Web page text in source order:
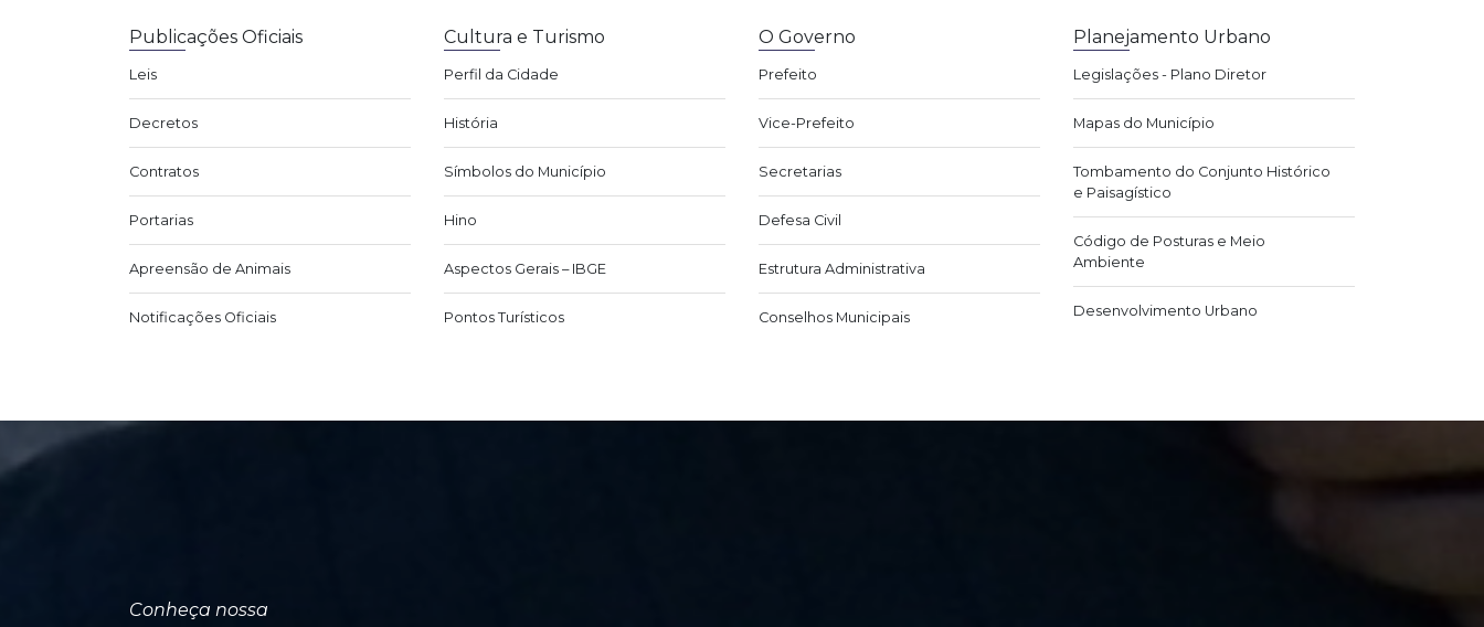
Publicações Oficiais
Leis
Decretos
Contratos
Portarias
Apreensão de Animais
Notificações Oficiais
Cultura e Turismo
Perfil da Cidade
História
Símbolos do Município
Hino
Aspectos Gerais – IBGE
Pontos Turísticos
O Governo
Prefeito
Vice-Prefeito
Secretarias
Defesa Civil
Estrutura Administrativa
Conselhos Municipais
Planejamento Urbano
Legislações - Plano Diretor
Mapas do Município
Tombamento do Conjunto Histórico
e Paisagístico
Código de Posturas e Meio
Ambiente
Desenvolvimento Urbano
Conheça nossa